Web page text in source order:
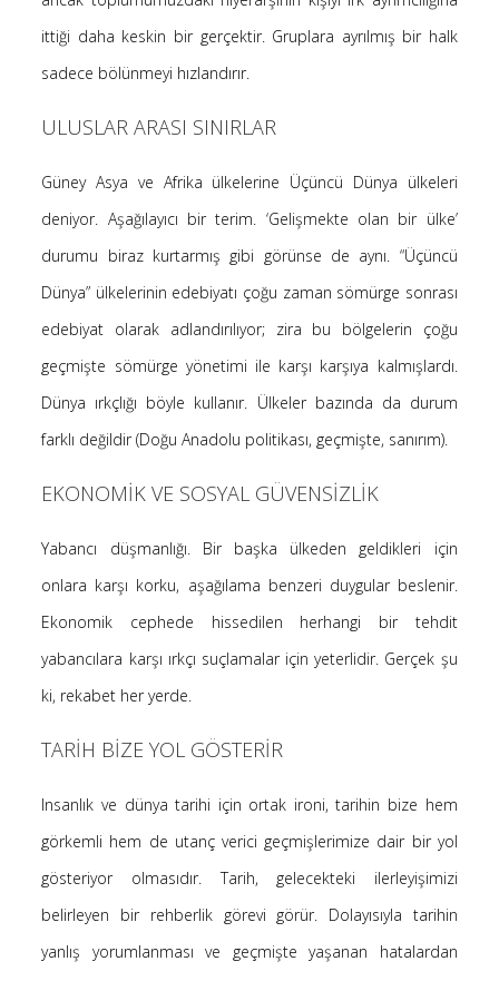
ittiği daha keskin bir gerçektir. Gruplara ayrılmış bir halk
sadece bölünmeyi hızlandırır.
ULUSLAR ARASI SINIRLAR
Güney Asya ve Afrika ülkelerine Üçüncü Dünya ülkeleri
deniyor. Aşağılayıcı bir terim. ‘Gelişmekte olan bir ülke’
durumu biraz kurtarmış gibi görünse de aynı. “Üçüncü
Dünya” ülkelerinin edebiyatı çoğu zaman sömürge sonrası
edebiyat olarak adlandırılıyor; zira bu bölgelerin çoğu
geçmişte sömürge yönetimi ile karşı karşıya kalmışlardı.
Dünya ırkçlığı böyle kullanır. Ülkeler bazında da durum
farklı değildir (Doğu Anadolu politikası, geçmişte, sanırım).
EKONOMİK VE SOSYAL GÜVENSİZLİK
Yabancı düşmanlığı. Bir başka ülkeden geldikleri için
onlara karşı korku, aşağılama benzeri duygular beslenir.
Ekonomik cephede hissedilen herhangi bir tehdit
yabancılara karşı ırkçı suçlamalar için yeterlidir. Gerçek şu
ki, rekabet her yerde.
TARİH BİZE YOL GÖSTERİR
Insanlık ve dünya tarihi için ortak ironi, tarihin bize hem
görkemli hem de utanç verici geçmişlerimize dair bir yol
gösteriyor olmasıdır. Tarih, gelecekteki ilerleyişimizi
belirleyen bir rehberlik görevi görür. Dolayısıyla tarihin
yanlış yorumlanması ve geçmişte yaşanan hatalardan